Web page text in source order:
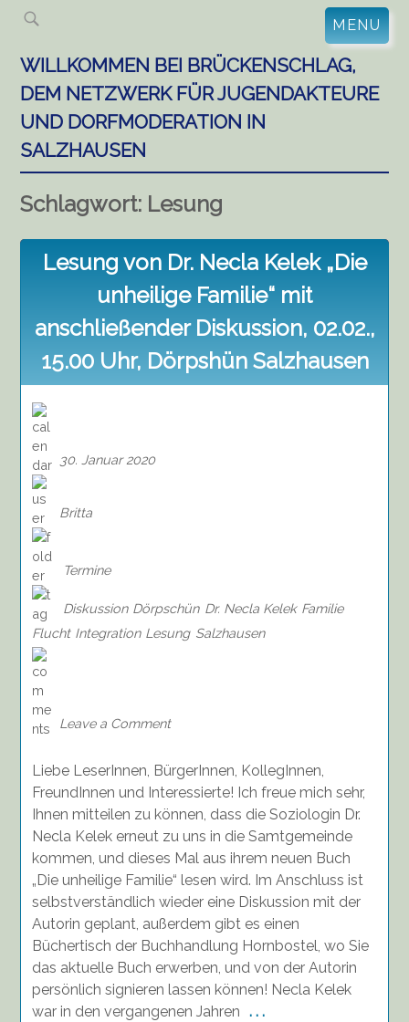
Skip
content
MENU
WILLKOMMEN BEI BRÜCKENSCHLAG,
DEM NETZWERK FÜR JUGENDAKTEURE
UND DORFMODERATION IN
SALZHAUSEN
Schlagwort: Lesung
Lesung von Dr. Necla Kelek „Die
unheilige Familie“ mit
anschließender Diskussion, 02.02.,
15.00 Uhr, Dörpshün Salzhausen
30. Januar 2020
Britta
Termine
Diskussion Dörpschün Dr. Necla Kelek Familie
Flucht Integration Lesung Salzhausen
Leave a Comment
Necla
„Die
unheilige
Familie“
Diskussion,
02.02.,
15.00
Uhr,
Dörpshün
Salzhausen
Liebe LeserInnen, BürgerInnen, KollegInnen,
FreundInnen und Interessierte! Ich freue mich sehr,
Ihnen mitteilen zu können, dass die Soziologin Dr.
Necla Kelek erneut zu uns in die Samtgemeinde
kommen, und dieses Mal aus ihrem neuen Buch
„Die unheilige Familie“ lesen wird. Im Anschluss ist
selbstverständlich wieder eine Diskussion mit der
Autorin geplant, außerdem gibt es einen
Büchertisch der Buchhandlung Hornbostel, wo Sie
das aktuelle Buch erwerben, und von der Autorin
persönlich signieren lassen können! Necla Kelek
war in den vergangenen Jahren . . .